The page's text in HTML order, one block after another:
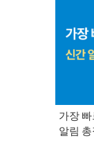
가장
알림